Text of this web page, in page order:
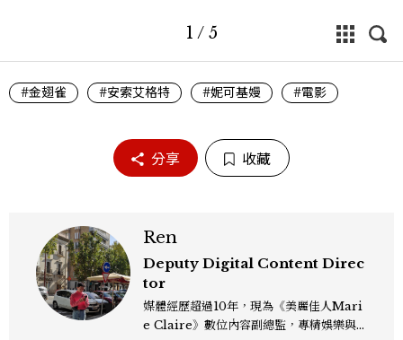
1 / 5
#金翅雀 #安索艾格特 #妮可基嫚 #電影
分享 收藏
Ren
Deputy Digital Content Direc
tor
媒體經歷超過10年，現為《美麗佳人Mari
e Claire》數位內容副總監，專精娛樂與